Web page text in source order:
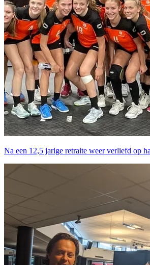
Na een 12,5 jarige retraite weer verliefd op